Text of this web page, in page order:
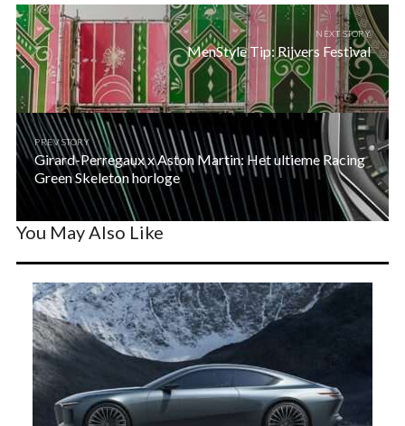
NEXT STORY
MenStyle Tip: Rijvers Festival
PREV STORY
Girard-Perregaux x Aston Martin: Het ultieme Racing
Green Skeleton horloge
You May Also Like